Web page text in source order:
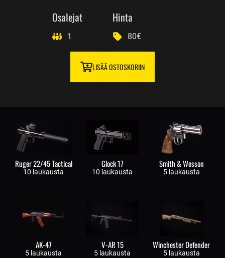
Osalejat
1
Hinta
80€
LISÄÄ OSTOSKORIIN
Ruger 22/45 Tactical
10 laukausta
Glock 17
10 laukausta
Smith & Wesson
5 laukausta
AK-47
5 laukausta
V-AR 15
5 laukausta
Winchester Defender
5 laukausta